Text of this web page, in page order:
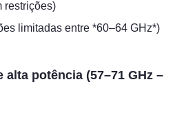
restrições)
limitadas entre *60–64 GHz*)
alta potência (57–71 GHz –